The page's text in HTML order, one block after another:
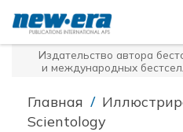
Издательство автора
и международных
Главная /
Scientology